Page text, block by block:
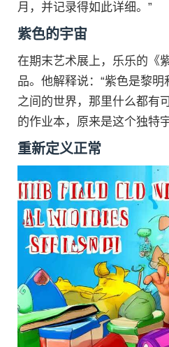
月，并记录得如此详细。”
紫色的宇宙
在期末艺术展上，乐乐的《
品。他解释说：“紫色是黎
之间的世界，那里什么都有
的作业本，原来是这个独特
重新定义正常